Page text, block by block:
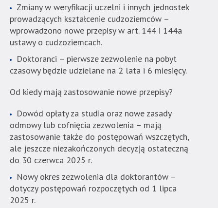
wyposażona
menu
pozwalające
szybko
treści,
które
znajduje
bezpośrednio
pod
wiadomością.
Strona
Zmiany w weryfikacji uczelni i innych jednostek
prowadzących kształcenie cudzoziemców –
wprowadzono nowe przepisy w art. 144 i 144a
ustawy o cudzoziemcach.
Doktoranci – pierwsze zezwolenie na pobyt
czasowy będzie udzielane na 2 lata i 6 miesięcy.
Od kiedy mają zastosowanie nowe przepisy?
Dowód opłaty za studia oraz nowe zasady
odmowy lub cofnięcia zezwolenia – mają
zastosowanie także do postępowań wszczętych,
ale jeszcze niezakończonych decyzją ostateczną
do 30 czerwca 2025 r.
Nowy okres zezwolenia dla doktorantów –
dotyczy postępowań rozpoczętych od 1 lipca
2025 r.